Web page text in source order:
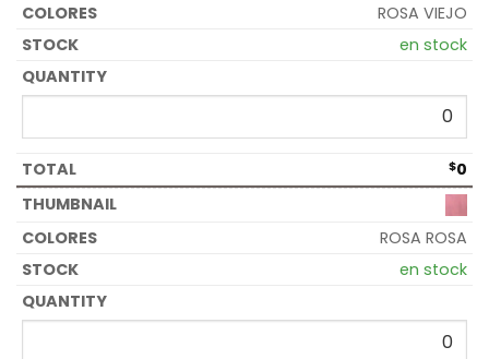
ROSA VIEJO
en stock
$0
ROSA ROSA
en stock